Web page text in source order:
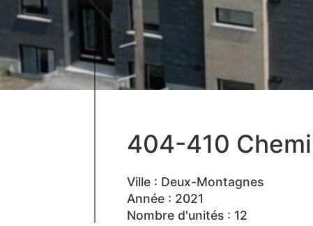
404-410
Ville : Deux-Montagnes
Année : 2021
Nombre d'unités : 12